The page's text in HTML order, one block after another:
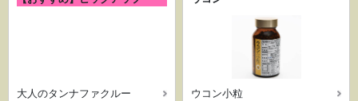
大人のタンナファクルー
ウコン小粒